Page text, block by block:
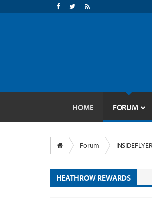
HOME FORUM
Forum INSIDEFLYER
HEATHROW REWARDS